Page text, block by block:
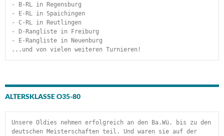
- B-RL in Regensburg
- E-RL in Spaichingen
- C-RL in Reutlingen
- D-Rangliste in Freiburg
- E-Rangliste in Neuenburg
...und von vielen weiteren Turnieren!
ALTERSKLASSE O35-80
Unsere Oldies nehmen erfolgreich an den Ba.Wü. bis zu den
deutschen Meisterschaften teil. Und waren sie auf der